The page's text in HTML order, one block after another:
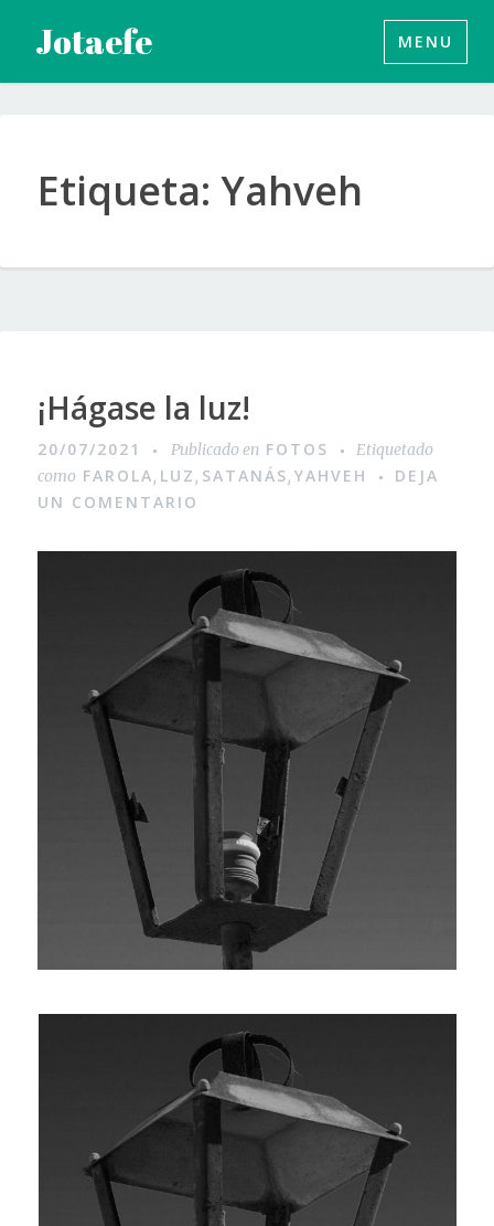
contenido
Jotaefe MENU
Etiqueta:Yahveh
¡Hágase la luz!
20/07/2021 Publicado en FOTOS
Etiquetado
como FAROLA, LUZ, SATANÁS,YAHVEH
DEJA
UN COMENTARIO